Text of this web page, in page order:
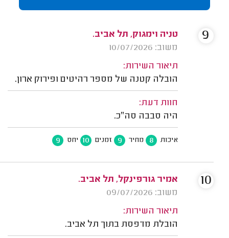
טניה וימגוק, תל אביב.
משוב: 10/07/2026
תיאור השירות:
הובלה קטנה של מספר רהיטים ופירוק ארון.
חוות דעת:
היה סבבה סה״כ.
איכות 8 מחיר 9 זמנים 10 יחס 9
9
אמיר גורפינקל, תל אביב.
משוב: 09/07/2026
תיאור השירות:
הובלת מדפסת בתוך תל אביב.
10